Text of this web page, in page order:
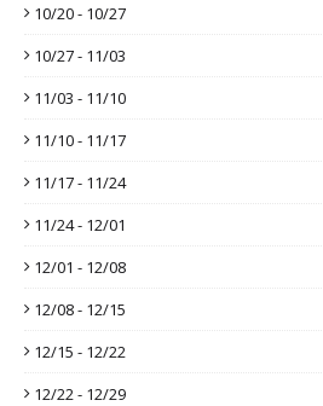
10/20 - 10/27
10/27 - 11/03
11/03 - 11/10
11/10 - 11/17
11/17 - 11/24
11/24 - 12/01
12/01 - 12/08
12/08 - 12/15
12/15 - 12/22
12/22 - 12/29